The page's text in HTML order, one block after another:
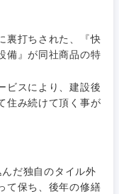
裏打ちされた、『快
備』が同社商品の特
ビスにより、建設後
住み続けて頂く事が
だ独自のタイル外
て保ち、後年の修繕
ゲーム
を活かす
・家賃補助有